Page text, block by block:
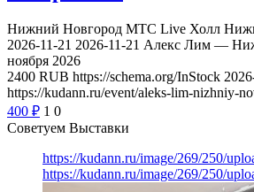
Нижний Новгород МТС Live Холл
2026-11-21 2026-11-21 Алекс Лим —
ноября 2026
2400 RUB https://schema.org/InStock
https://kudann.ru/event/aleks-lim-nizhniy-
400 ₽ 1 0
Советуем Выставки
https://kudann.ru/image/269/250/
https://kudann.ru/image/269/250/